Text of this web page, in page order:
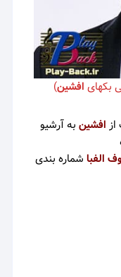
بکهای افشین)
افشین به آرشیو
الفبا شماره بندی